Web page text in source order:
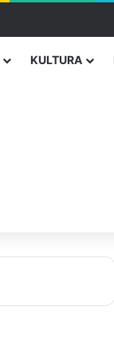
nesreća
KULTURA